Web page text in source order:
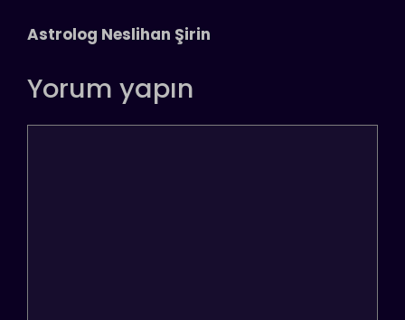
Astrolog Neslihan Şirin
Yorum yapın